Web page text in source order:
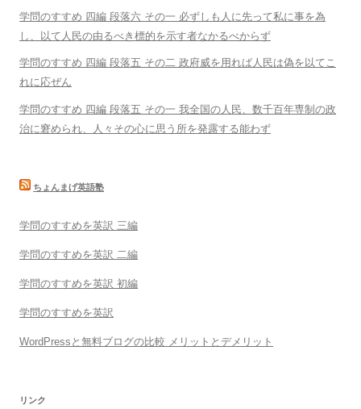
学問のすすめ 四編 段落六 その一 必ずしも人に先って私に事を為
し、以て人民の由るべき標的を示す者なかるべからず
学問のすすめ 四編 段落五 その二 政府威を用れば人民は偽を以てこ
れに応ぜん
学問のすすめ 四編 段落五 その一 我全国の人民、数千百年専制の政
治に窘められ、人々その心に思う所を発露する能わず
ちょんまげ英語塾
学問のすすめを英訳 三編
学問のすすめを英訳 二編
学問のすすめを英訳 初編
学問のすすめを英訳
WordPressと無料ブログの比較 メリットとデメリット
リンク